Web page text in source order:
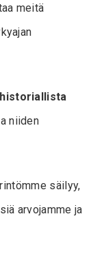
meitä
niiden
säilyy,
arvojamme ja